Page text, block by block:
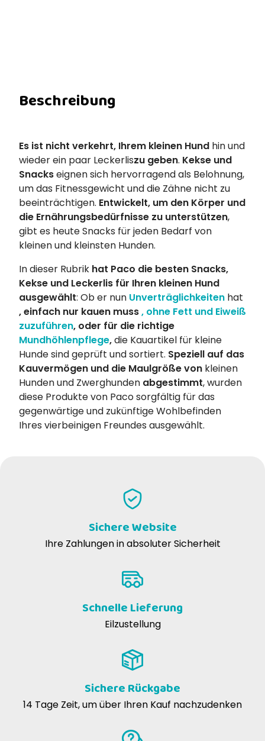
Beschreibung
Es ist nicht verkehrt, Ihrem kleinen Hund hin und
wieder ein paar Leckerliszu geben. Kekse und
Snackseignen sich hervorragend als Belohnung,
um das Fitnessgewicht und die Zähne nicht zu
beeinträchtigen. Entwickelt, um den Körper und
die Ernährungsbedürfnisse zu unterstützen,
gibt es heute Snacks für jeden Bedarf von
kleinen und kleinsten Hunden.
In dieser Rubrik hat Paco die besten Snacks,
Kekse und Leckerlis für Ihren kleinen Hund
ausgewählt: Ob er nun Unverträglichkeiten hat
, einfach nur kauen muss, ohne Fett und Eiweiß
zuzuführen, oder für die richtige
Mundhöhlenpflege,die Kauartikel für kleine
Hunde sind geprüft und sortiert. Speziell auf das
Kauvermögen und die Maulgröße von kleinen
Hunden und Zwerghunden abgestimmt, wurden
diese Produkte von Paco sorgfältig für das
gegenwärtige und zukünftige Wohlbefinden
Ihres vierbeinigen Freundes ausgewählt.
Sichere Website
Ihre Zahlungen in absoluter Sicherheit
Schnelle Lieferung
Eilzustellung
Sichere Rückgabe
14 Tage Zeit, um über Ihren Kauf nachzudenken